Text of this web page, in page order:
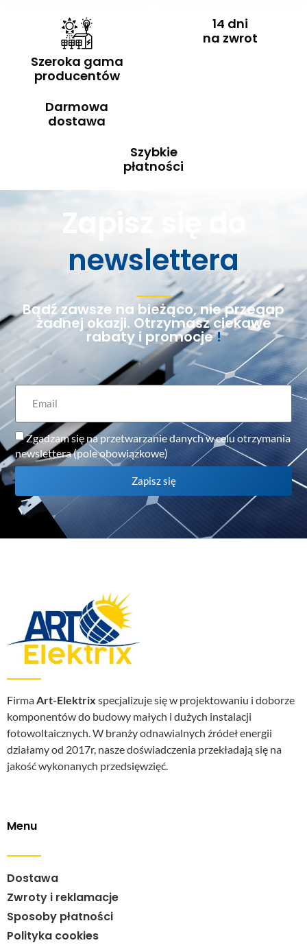
Szeroka gama
producentów
14 dni
na zwrot
Darmowa
dostawa
Szybkie
płatności
Zapisz się do
newslettera
Bądź zawsze na bieżąco, nie przegap
żadnej okazji. Otrzymasz ciekawe
rabaty i promocje!
Zgadzam się na przetwarzanie danych w celu otrzymania
newslettera (pole obowiązkowe)
Zapisz się
FirmaArt-Elektrix specjalizuje się w projektowaniu i doborze
komponentów do budowy małych i dużych instalacji
fotowoltaicznych. W branży odnawialnych źródeł energii
działamy od 2017r, nasze doświadczenia przekładają się na
jakość wykonanych przedsięwzięć.
Menu
Dostawa
Zwroty i reklamacje
Sposoby płatności
Polityka cookies